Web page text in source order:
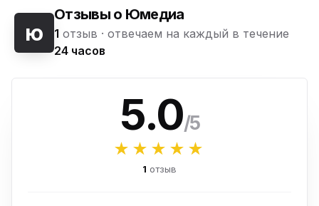
ю
Отзывы о Юмедиа
1 отзыв · отвечаем на каждый в течение
24 часов
5.0/5
★★★★★
1 отзыв